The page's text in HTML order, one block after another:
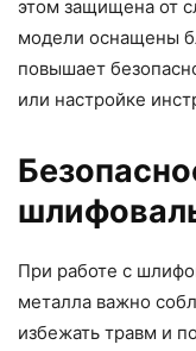
этом защищена от
модели оснащены
повышает
или настройке
При работе с
металла важно
избежать травм и